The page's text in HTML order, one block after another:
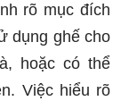
rõ mục đích
dụng ghế cho
hoặc có thể
Việc hiểu rõ